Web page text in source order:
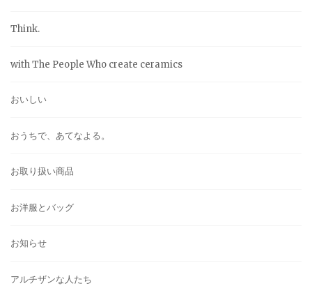
Think.
with The People Who create ceramics
おいしい
おうちで、あてなよる。
お取り扱い商品
お洋服とバッグ
お知らせ
アルチザンな人たち